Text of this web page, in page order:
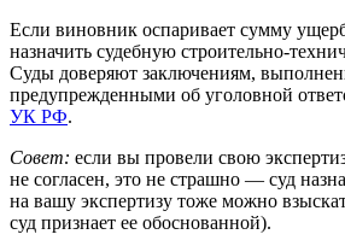
Если виновник оспаривает сумму
назначить судебную строительно-
Суды доверяют заключениям,
предупрежденными об уголовной
УК РФ.
Совет: если вы провели свою
не согласен, это не страшно — суд
на вашу экспертизу тоже можно
суд признает ее обоснованной).